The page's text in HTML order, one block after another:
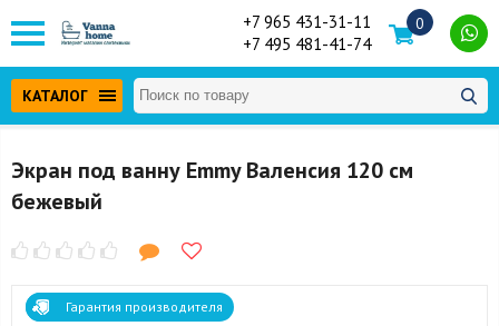
+7 965 431-31-11
+7 495 481-41-74
0
КАТАЛОГ
Экран под ванну Emmy Валенсия 120 см
бежевый
Гарантия производителя